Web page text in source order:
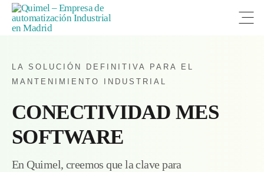
LA SOLUCIÓN DEFINITIVA PARA EL
MANTENIMIENTO INDUSTRIAL
CONECTIVIDAD MES
SOFTWARE
En Quimel, creemos que la clave para